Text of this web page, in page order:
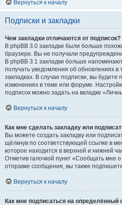
Вернуться к началу
Подписки и закладки
Чем закладки отличаются от подписок?
В phpBB 3.0 закладки были больше
браузере. Вы не получали
В phpBB 3.1 закладки больше
получать уведомления об обновлениях в
закладках. В случае подписки, вы будете
изменениях в теме или форуме.
подписок можно задать на вкладке
Вернуться к началу
Как мне сделать закладку или
Вы можете создать закладку или
щёлкнув по соответствующей ссылке в
которое находится в верхней и нижней
Отметив галочкой пункт «Сообщать мне
отправке сообщения, вы также
Вернуться к началу
Как мне подписаться на